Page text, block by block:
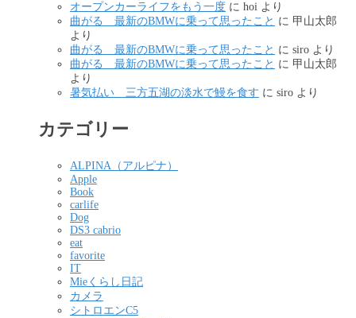
オープンカーライフをもう一度 に hoi より
曲がる 最新のBMWに乗って思ったこと に 甲山太郎
より
曲がる 最新のBMWに乗って思ったこと に siro より
曲がる 最新のBMWに乗って思ったこと に 甲山太郎
より
暑気払い 三方五湖の淡水で鰻を食す に siro より
カテゴリー
ALPINA（アルピナ）
Apple
Book
carlife
Dog
DS3 cabrio
eat
favorite
IT
Mieくらし日記
カメラ
シトロエンC5